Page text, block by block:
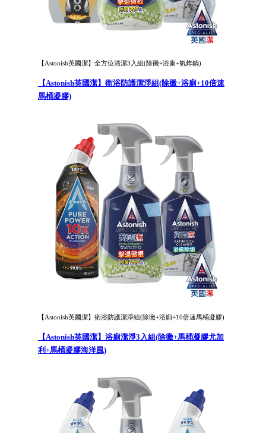
【Astonish英國潔】全方位清潔3入組(除黴+浴廁+氣炸鍋)
【Astonish英國潔】衛浴防護潔淨組(除黴+浴廁+10倍速
馬桶凝膠)
【Astonish英國潔】衛浴防護潔淨組(除黴+浴廁+10倍速馬桶凝膠)
【Astonish英國潔】浴廁潔淨3入組(除黴+馬桶凝膠尤加
利+馬桶凝膠海洋風)